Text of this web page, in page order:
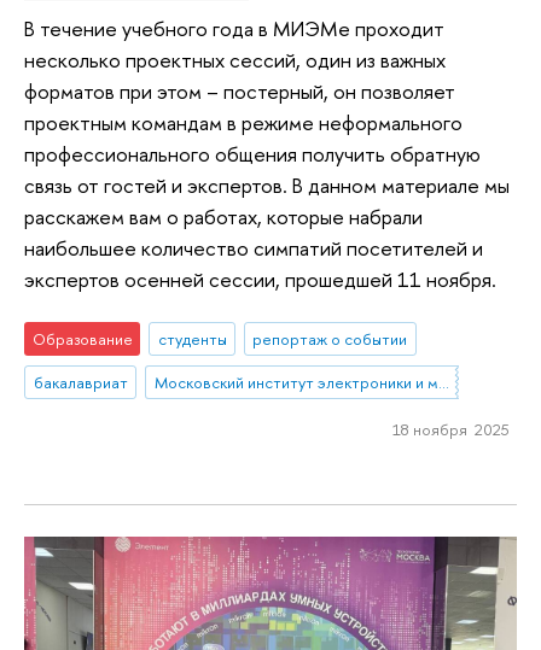
В течение учебного года в МИЭМе проходит
несколько проектных сессий, один из важных
форматов при этом – постерный, он позволяет
проектным командам в режиме неформального
профессионального общения получить обратную
связь от гостей и экспертов. В данном материале мы
расскажем вам о работах, которые набрали
наибольшее количество симпатий посетителей и
экспертов осенней сессии, прошедшей 11 ноября.
Образование студенты
репортаж о событии
бакалавриат
Московский институт электроники и математики им. А.Н. Тихонова
18 ноября 2025